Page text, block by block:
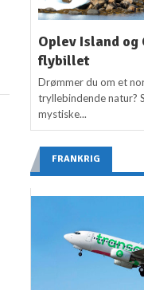
Oplev Island og
flybillet
Drømmer du om et
tryllebindende natur?
mystiske...
FRANKRIG